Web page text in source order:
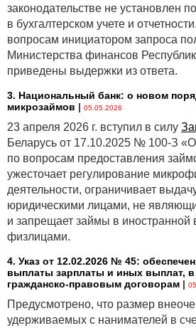
законодательстве не установлен
в бухгалтерском учете и
вопросам инициатором запроса
Министерства финансов
приведены выдержки из ответа.
3. Национальный банк: о новом
микрозаймов | 05.05.2026
23 апреля 2026 г. вступил в силу
Беларусь от 17.10.2025 № 100-З
по вопросам предоставления
ужесточает регулирование
деятельности, ограничивает
юридическими лицами, не
и запрещает займы в
физлицами.
4. Указ от 12.02.2026 № 45:
выплаты зарплаты и иных выплат, в
гражданско-правовым договорам |
Предусмотрено, что размер
удерживаемых с нанимателей в